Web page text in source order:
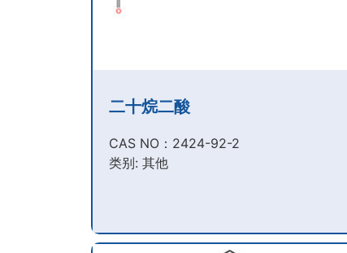
二十烷二酸
CAS NO：2424-92-2​
类别: 其他